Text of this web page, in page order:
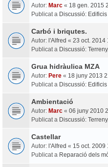
Autor: Marc « 18 gen. 2015
Publicat a Discussió:
Carbó i briqutes.
Autor: l'Alfred « 23 oct. 2014
Publicat a Discussió:
Grua hidràulica MZA
Autor: Pere « 18 juny 2013
Publicat a Discussió:
Ambientació
Autor: Marc « 06 juny 2010
Publicat a Discussió:
Castellar
Autor: l'Alfred « 15 oct. 2009
Publicat a Reparació dels